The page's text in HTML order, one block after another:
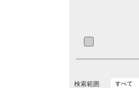
検索範囲